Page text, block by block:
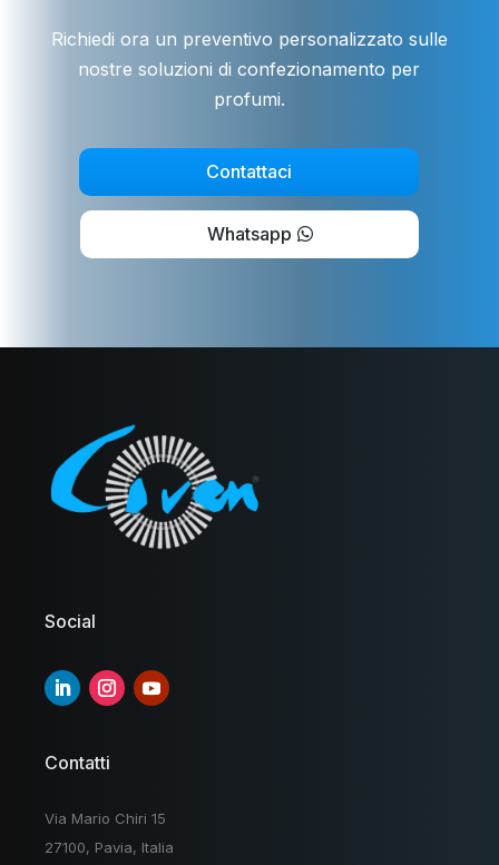
Richiedi ora un preventivo personalizzato sulle
nostre soluzioni di confezionamento per
profumi.
Contattaci
Whatsapp
Social
Contatti
Via Mario Chiri 15
27100, Pavia, Italia